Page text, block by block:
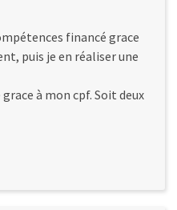
financé grace
puis je en réaliser une
à mon cpf. Soit deux